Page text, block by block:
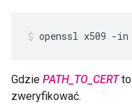
openssl x509 -in
Gdzie PATH_TO_CERTto
zweryfikować.